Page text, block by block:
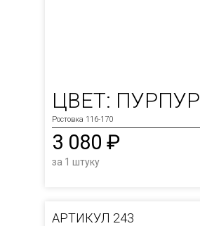
ЦВЕТ: ПУРПУР
Ростовка 116-170
3 080 ₽
за 1 штуку
АРТИКУЛ 243